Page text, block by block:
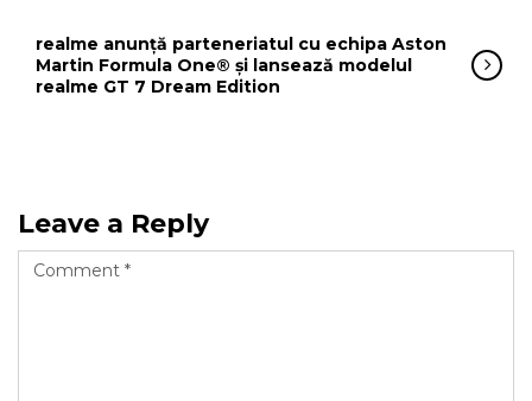
realme anunță parteneriatul cu echipa Aston
Martin Formula One® și lansează modelul
realme GT 7 Dream Edition
Leave a Reply